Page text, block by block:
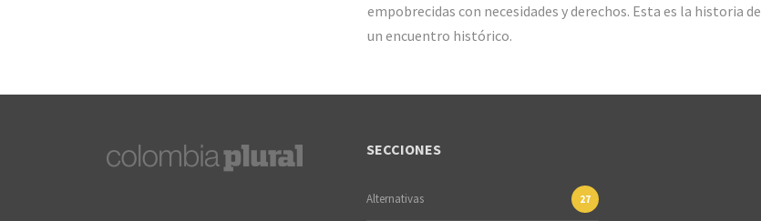
empobrecidas con necesidades y derechos. Esta es la historia de
un encuentro histórico.
SECCIONES
Alternativas 27